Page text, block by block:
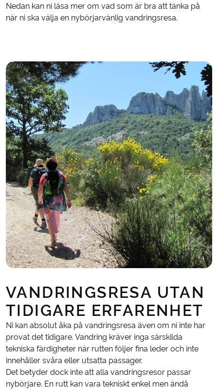
Nedan kan ni läsa mer om vad som är bra att tänka på
när ni ska välja en nybörjarvänlig vandringsresa.
VANDRINGSRESA UTAN
TIDIGARE ERFARENHET
Ni kan absolut åka på vandringsresa även om ni inte har
provat det tidigare. Vandring kräver inga särskilda
tekniska färdigheter när rutten följer fina leder och inte
innehåller svåra eller utsatta passager.
Det betyder dock inte att alla vandringsresor passar
nybörjare. En rutt kan vara tekniskt enkel men ändå